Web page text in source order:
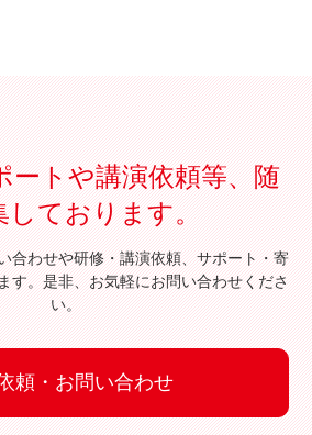
ートや講演依頼等、随
しております。
合わせや研修・講演依頼、サポート・寄
す。是非、お気軽にお問い合わせくださ
い。
頼・お問い合わせ